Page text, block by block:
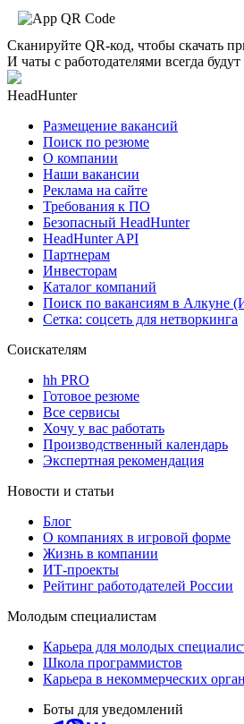
Сканируйте QR-код, чтобы скачать
И чаты с работодателями всегда
HeadHunter
Размещение вакансий
Поиск по резюме
О компании
Наши вакансии
Реклама на сайте
Требования к ПО
Безопасный HeadHunter
HeadHunter API
Партнерам
Инвесторам
Каталог компаний
Поиск по вакансиям в Алкуне
Сетка: соцсеть для нетворкинга
Соискателям
hh PRO
Готовое резюме
Все сервисы
Хочу у вас работать
Производственный календарь
Экспертная рекомендация
Новости и статьи
Блог
О компаниях в игровой форме
Жизнь в компании
ИТ-проекты
Рейтинг работодателей России
Молодым специалистам
Карьера для молодых
Школа программистов
Карьера в некоммерческих
Боты для уведомлений